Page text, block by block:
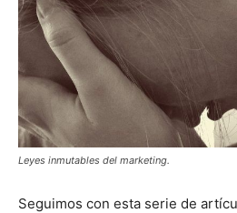
Leyes inmutables del marketing.
Seguimos con esta serie de